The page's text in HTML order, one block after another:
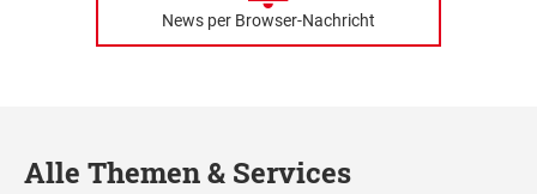
News per Browser-Nachricht
Alle Themen & Services